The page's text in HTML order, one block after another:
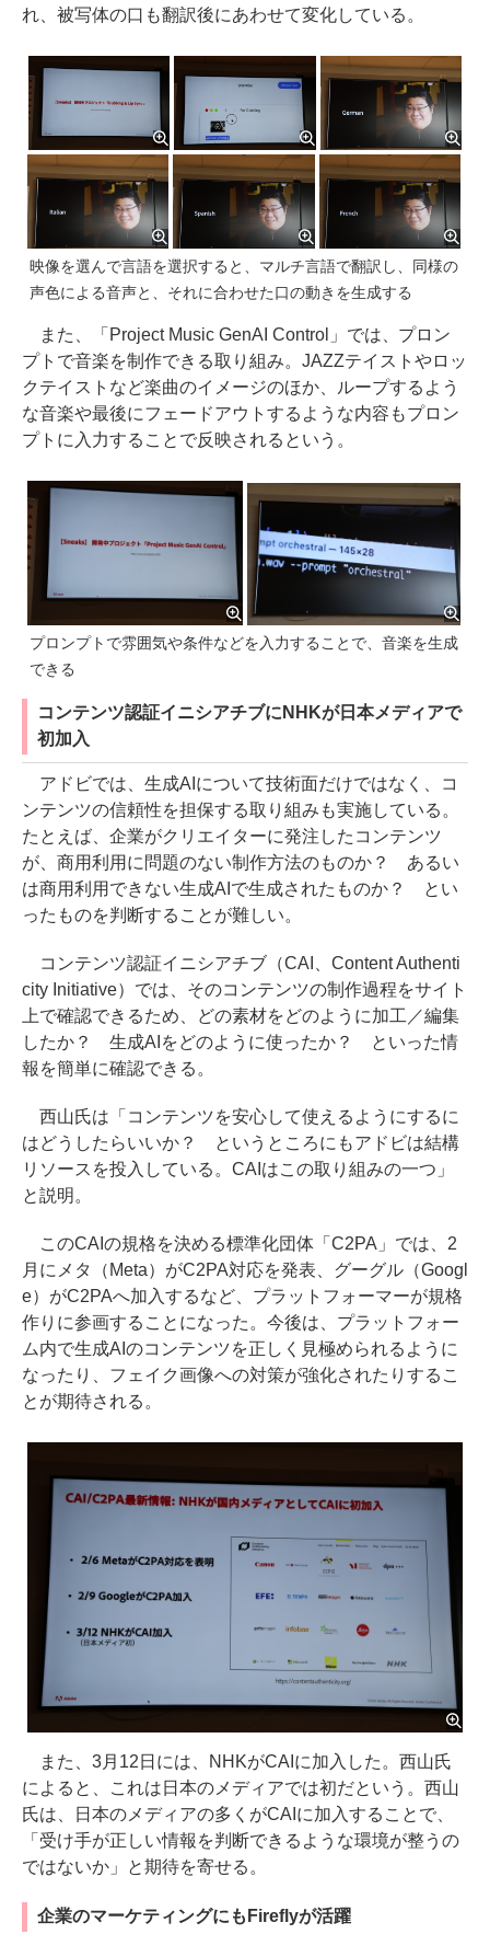
れ、被写体の口も翻訳後にあわせて変化している。
映像を選んで言語を選択すると、マルチ言語で翻訳し、同様の
声色による音声と、それに合わせた口の動きを生成する
また、「Project Music GenAI Control」では、プロン
プトで音楽を制作できる取り組み。JAZZテイストやロッ
クテイストなど楽曲のイメージのほか、ループするよう
な音楽や最後にフェードアウトするような内容もプロン
プトに入力することで反映されるという。
プロンプトで雰囲気や条件などを入力することで、音楽を生成
できる
コンテンツ認証イニシアチブにNHKが日本メディアで
初加入
アドビでは、生成AIについて技術面だけではなく、コ
ンテンツの信頼性を担保する取り組みも実施している。
たとえば、企業がクリエイターに発注したコンテンツ
が、商用利用に問題のない制作方法のものか？ あるい
は商用利用できない生成AIで生成されたものか？ とい
ったものを判断することが難しい。
コンテンツ認証イニシアチブ（CAI、Content Authenti
city Initiative）では、そのコンテンツの制作過程をサイト
上で確認できるため、どの素材をどのように加工／編集
したか？ 生成AIをどのように使ったか？ といった情
報を簡単に確認できる。
西山氏は「コンテンツを安心して使えるようにするに
はどうしたらいいか？ というところにもアドビは結構
リソースを投入している。CAIはこの取り組みの一つ」
と説明。
このCAIの規格を決める標準化団体「C2PA」では、2
月にメタ（Meta）がC2PA対応を発表、グーグル（Googl
e）がC2PAへ加入するなど、プラットフォーマーが規格
作りに参画することになった。今後は、プラットフォー
ム内で生成AIのコンテンツを正しく見極められるように
なったり、フェイク画像への対策が強化されたりするこ
とが期待される。
また、3月12日には、NHKがCAIに加入した。西山氏
によると、これは日本のメディアでは初だという。西山
氏は、日本のメディアの多くがCAIに加入することで、
「受け手が正しい情報を判断できるような環境が整うの
ではないか」と期待を寄せる。
企業のマーケティングにもFireflyが活躍